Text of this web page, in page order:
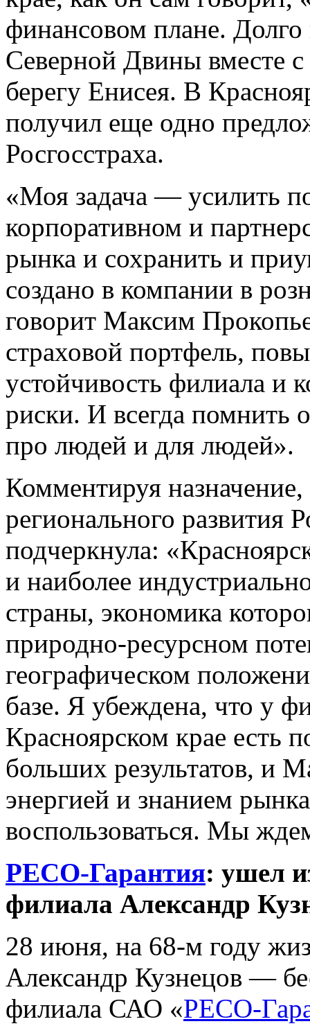
финансовом плане.
Северной Двины вместе с
берегу Енисея. В
получил еще одно
Росгосстраха.
«Моя задача — усилить
корпоративном и
рынка и сохранить и
создано в компании в
говорит Максим
страховой портфель,
устойчивость филиала и
риски. И всегда помнить
про людей и для людей».
Комментируя
регионального развития
подчеркнула:
и наиболее
страны, экономика
природно-ресурсном
географическом
базе. Я убеждена, что у
Красноярском крае есть
больших результатов, и
энергией и знанием
воспользоваться. Мы
РЕСО-Гарантия: ушел
филиала Александр
28 июня, на 68-м году
Александр Кузнецов —
филиала САО «РЕСО-